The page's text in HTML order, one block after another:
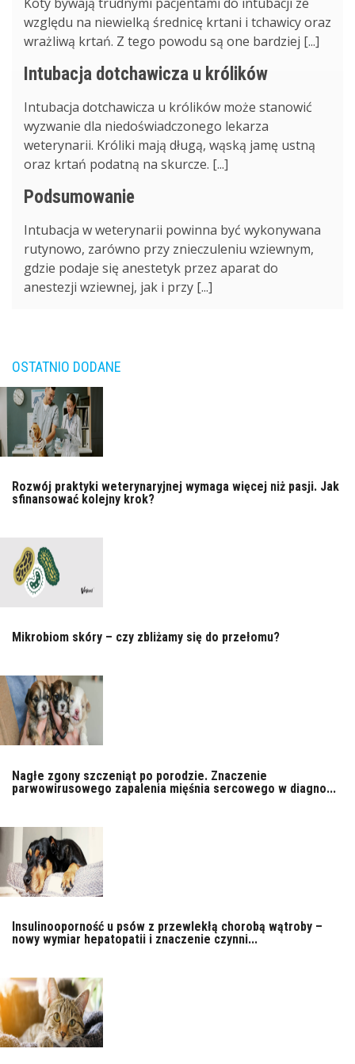
względu na niewielką średnicę krtani i tchawicy oraz
wrażliwą krtań. Z tego powodu są one bardziej [...]
Intubacja dotchawicza u królików
Intubacja dotchawicza u królików może stanowić
wyzwanie dla niedoświadczonego lekarza
weterynarii. Króliki mają długą, wąską jamę ustną
oraz krtań podatną na skurcze. [...]
Podsumowanie
Intubacja w weterynarii powinna być wykonywana
rutynowo, zarówno przy znieczuleniu wziewnym,
gdzie podaje się anestetyk przez aparat do
anestezji wziewnej, jak i przy [...]
OSTATNIO DODANE
Rozwój praktyki weterynaryjnej wymaga więcej niż pasji. Jak
sfinansować kolejny krok?
Mikrobiom skóry – czy zbliżamy się do przełomu?
Nagłe zgony szczeniąt po porodzie. Znaczenie
parwowirusowego zapalenia mięśnia sercowego w diagno...
Insulinooporność u psów z przewlekłą chorobą wątroby –
nowy wymiar hepatopatii i znaczenie czynni...